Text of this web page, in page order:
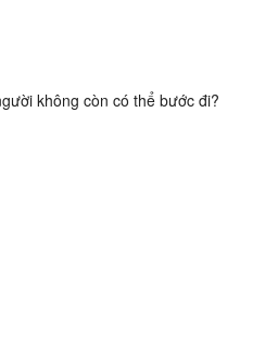
không còn có thể bước đi?